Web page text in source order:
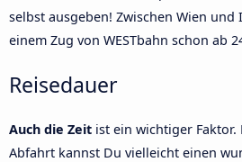
selbst ausgeben! Zwischen Wien
einem Zug von WESTbahn schon ab
Reisedauer
Auch die Zeit ist ein wichtiger
Abfahrt kannst Du vielleicht einen